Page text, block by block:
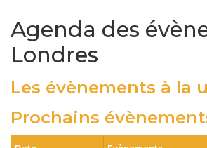
Agenda des
Londres
Les évènements à la
Prochains